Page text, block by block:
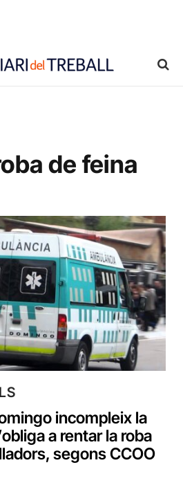
de feina
incompleix la
a rentar la roba
segons CCOO